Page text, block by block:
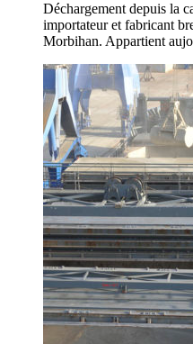
Déchargement depuis la
importateur et fabricant
Morbihan. Appartient